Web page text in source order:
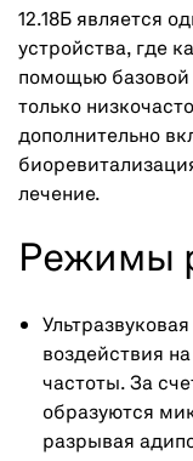
12.18Б является
устройства, где
помощью базовой
только
дополнительно
лечение.
Режимы
воздействия
частоты. За
образуются
разрывая